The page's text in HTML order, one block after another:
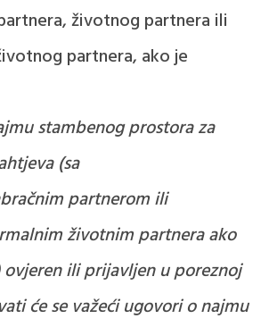
životnog partnera ili
partnera, ako je
stambenog prostora za
(sa
partnerom ili
životnim partnera ako
ili prijavljen u poreznoj
će se važeći ugovori o najmu